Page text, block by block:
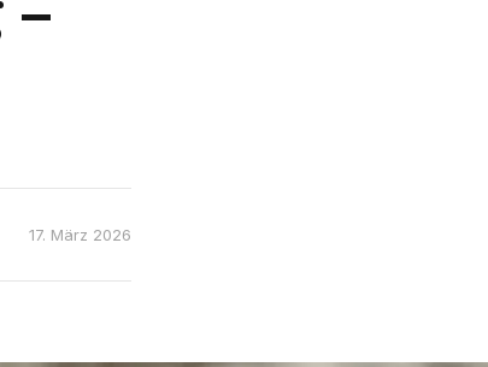
17. März 2026